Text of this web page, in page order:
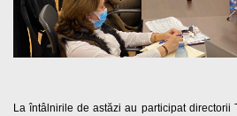
La întâlnirile de astăzi au participat directorii